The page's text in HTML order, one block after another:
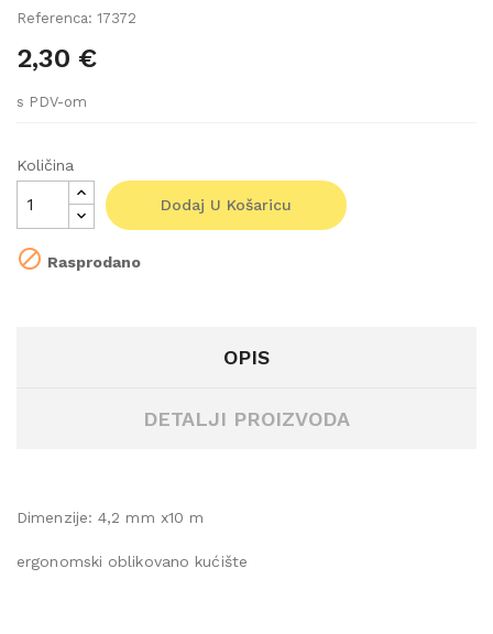
Referenca: 17372
2,30 €
s PDV-om
Količina
Dodaj U Košaricu
 Rasprodano
OPIS
DETALJI PROIZVODA
Dimenzije: 4,2 mm x10 m
ergonomski oblikovano kućište